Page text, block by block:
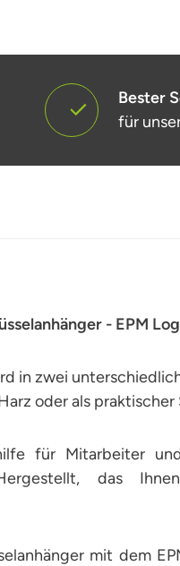
Bester
für
- EPM
in zwei
oder als
für Mitarbeiter
das
mit dem